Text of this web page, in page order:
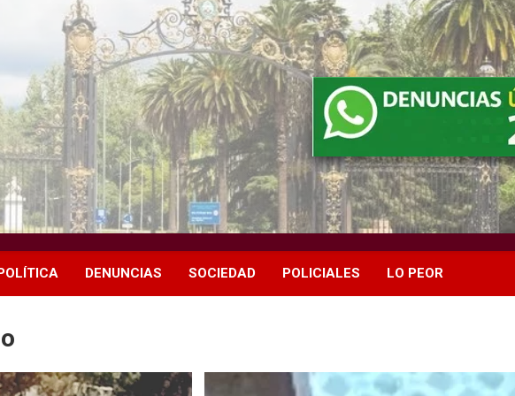
DENUNCIAS SOCIEDAD POLICIALES LO PEOR